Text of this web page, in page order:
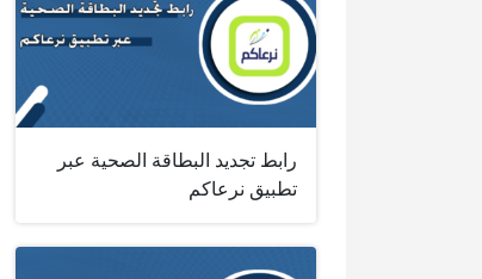
رابط تجديد البطاقة الصحية عبر
تطبيق نرعاكم